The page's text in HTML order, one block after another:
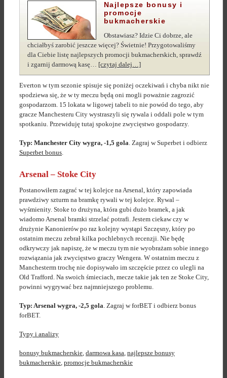
Najlepsze bonusy i
promocje
bukmacherskie
Obstawiasz? Idzie Ci dobrze, ale
chciałbyś zarobić jeszcze więcej? Świetnie! Przygotowaliśmy
dla Ciebie listę najlepszych promocji bukmacherskich, sprawdź
i zgarnij darmową kasę… [czytaj dalej…]
Everton w tym sezonie spisuje się poniżej oczekiwań i chyba nikt nie
spodziewa się, że w ty meczu będą oni mogli poważnie zagrozić
gospodarzom. 15 lokata w ligowej tabeli to nie powód do tego, aby
gracze Manchesteru City wystraszyli się rywala i oddali pole w tym
spotkaniu. Przewiduję tutaj spokojne zwycięstwo gospodarzy.
Typ: Manchester City wygra, -1,5 gola. Zagraj w Superbet i odbierz
Superbet bonus.
Arsenal – Stoke City
Postanowiłem zagrać w tej kolejce na Arsenal, który zapowiada
prawdziwy szturm na bramkę rywali w tej kolejce. Rywal –
wyśmienity. Stoke to drużyna, która gubi dużo bramek, a jak
wiadomo Arsenal bramki strzelać potrafi. Jestem ciekaw czy w
drużynie Kanonierów po raz kolejny wystąpi Szczęsny, który po
ostatnim meczu zebrał kilka pochlebnych recenzji. Nie będę
odkrywczy jak napiszę, że w meczu tym nie wyobrażam sobie innego
rozwiązania jak zwycięstwo graczy Wengera. W ostatnim meczu z
Manchesterm trochę nie dopisywało im szczęście przez co ulegli na
Old Trafford. Na swoich śmieciach, mecze takie jak ten ze Stoke City,
powinni wygrywać bez najmniejszego problemu.
Typ: Arsenal wygra, -2,5 gola. Zagraj w forBET i odbierz bonus
forBET.
Typy i analizy
bonusy bukmacherskie, darmowa kasa, najlepsze bonusy
bukmacherskie, promocje bukmacherskie